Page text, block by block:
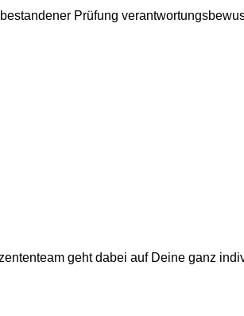
Prüfung
geht dabei auf Deine ganz